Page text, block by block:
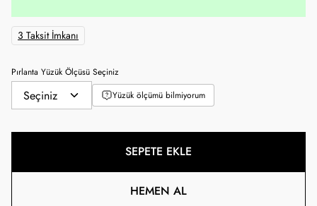
3 Taksit İmkanı
Pırlanta Yüzük Ölçüsü Seçiniz
Yüzük ölçümü bilmiyorum
SEPETE EKLE
HEMEN AL